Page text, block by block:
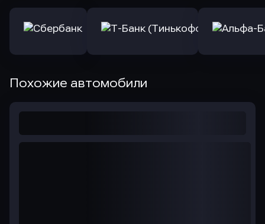
Похожие автомобили